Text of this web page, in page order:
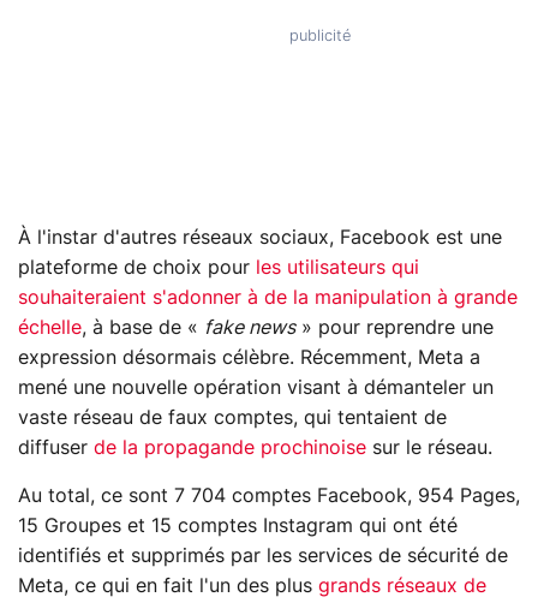
À l'instar d'autres réseaux sociaux, Facebook est une
plateforme de choix pour les utilisateurs qui
souhaiteraient s'adonner à de la manipulation à grande
échelle, à base de « fake news» pour reprendre une
expression désormais célèbre. Récemment, Meta a
mené une nouvelle opération visant à démanteler un
vaste réseau de faux comptes, qui tentaient de
diffuser de la propagande prochinoise sur le réseau.
Au total, ce sont 7 704 comptes Facebook, 954 Pages,
15 Groupes et 15 comptes Instagram qui ont été
identifiés et supprimés par les services de sécurité de
Meta, ce qui en fait l'un des plus grands réseaux de